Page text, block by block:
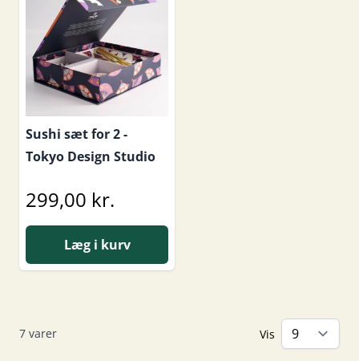
Sushi sæt for 2 -
Tokyo Design Studio
299,00 kr.
Læg i kurv
7 varer Vis